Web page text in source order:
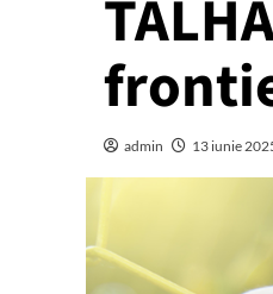
admin 13 iunie